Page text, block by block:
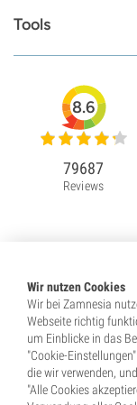
Tools
Wir nutzen Cookies
Wir bei Zamnesia
Webseite richtig
um Einblicke in das
"Cookie-
die wir verwenden,
"Alle Cookies
8.6
79687
Reviews